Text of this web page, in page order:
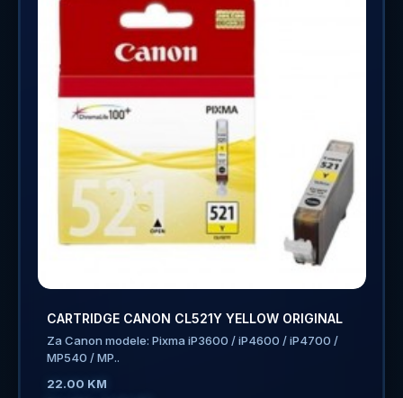
CARTRIDGE CANON CL521Y YELLOW ORIGINAL
Za Canon modele: Pixma iP3600 / iP4600 / iP4700 /
MP540 / MP..
22.00 KM